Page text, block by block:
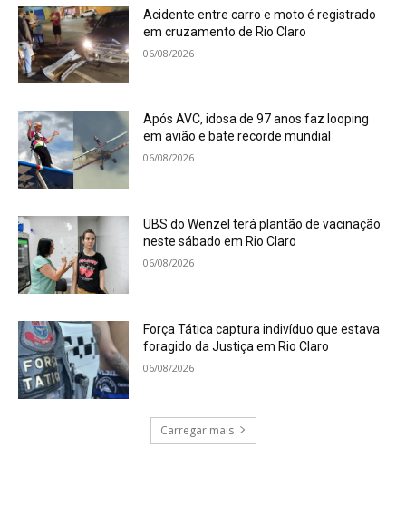
Acidente entre carro e moto é registrado
em cruzamento de Rio Claro
06/08/2026
Após AVC, idosa de 97 anos faz looping
em avião e bate recorde mundial
06/08/2026
UBS do Wenzel terá plantão de vacinação
neste sábado em Rio Claro
06/08/2026
Força Tática captura indivíduo que estava
foragido da Justiça em Rio Claro
06/08/2026
Carregar mais